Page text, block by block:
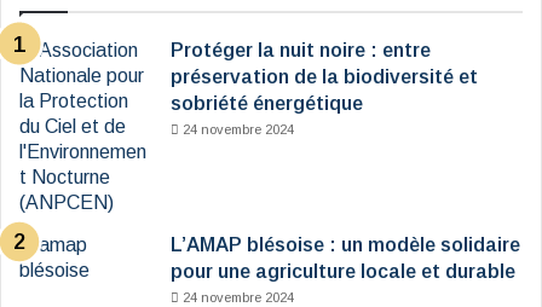
Protéger la nuit noire : entre
préservation de la biodiversité et
sobriété énergétique
24 novembre 2024
L’AMAP blésoise : un modèle solidaire
pour une agriculture locale et durable
24 novembre 2024